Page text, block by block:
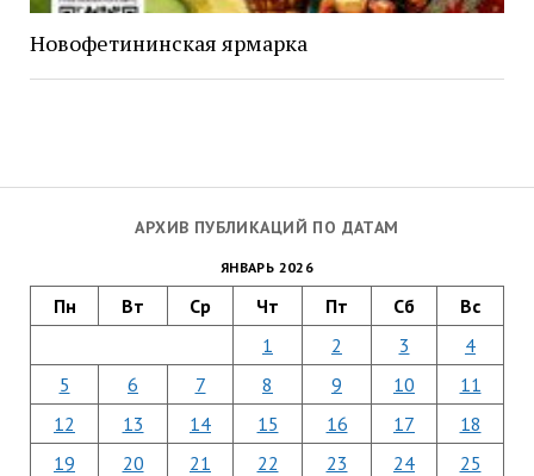
АРХИВ ПУБЛИКАЦИЙ ПО ДАТАМ
ЯНВАРЬ 2026
Пн Вт Ср Чт Пт Сб Вс
1 2 3
4
5
6 7 8 9 10
11
12
13 14 15 16 17
18
19
20 21 22 23 24
25
Новофетининская ярмарка